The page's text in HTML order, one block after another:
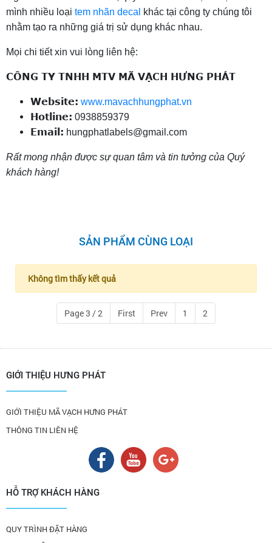
mình nhiều loại tem nhãn decal
khác tại công ty chúng tôi
nhằm tạo ra những giá trị sử dụng khác nhau.
Mọi chi tiết xin vui lòng liên hệ:
CÔNG TY TNHH MTV MÃ VẠCH HƯNG PHÁT
Website: www.mavachhungphat.vn
Hotline: 0938859379
Email: hungphatlabels@gmail.com
Rất mong nhận được sự quan tâm và tin tưởng của Quý
khách hàng!
SẢN PHẨM CÙNG LOẠI
Không tìm thấy kết quả
Page 3 / 2 First Prev 1 2
GIỚI THIỆU HƯNG PHÁT
GIỚI THIỆU MÃ VẠCH HƯNG PHÁT
THÔNG TIN LIÊN HỆ
HỖ TRỢ KHÁCH HÀNG
QUY TRÌNH ĐẶT HÀNG